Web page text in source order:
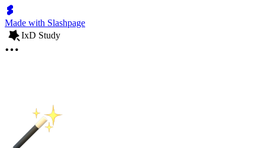
Made with Slashpage
IxD Study